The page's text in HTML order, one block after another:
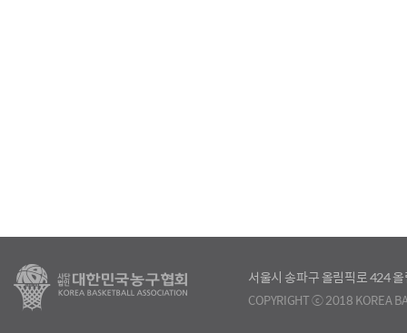
서울시 송파구 올림픽로 424
COPYRIGHT ⓒ 2018 KOREA